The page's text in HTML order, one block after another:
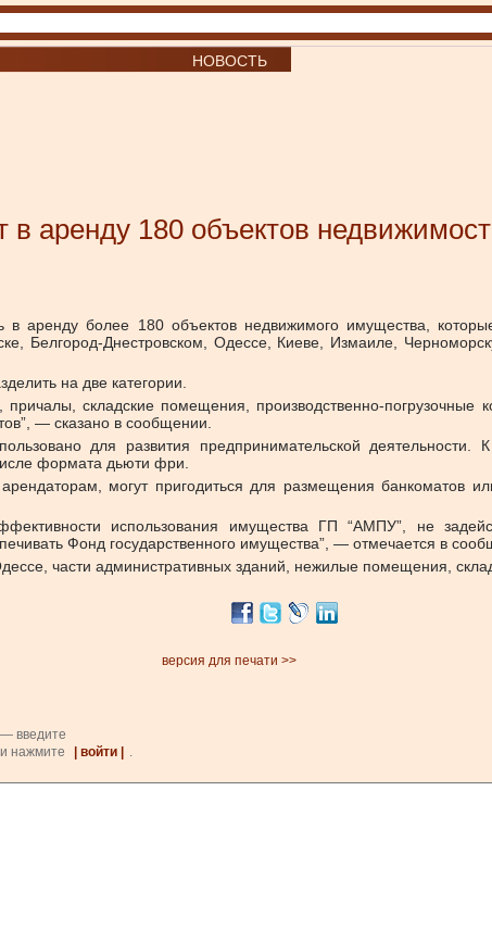
НОВОСТЬ
аренду 180 объектов
аренду более 180 объектов недвижимого имущества,
Белгород-Днестровском, Одессе, Киеве, Измаиле,
на две категории.
причалы, складские помещения, производственно-
— сказано в сообщении.
для развития предпринимательской
формата дьюти фри.
могут пригодиться для размещения банкоматов
использования имущества ГП “АМПУ”, не
Фонд государственного имущества”, — отмечается в
части административных зданий, нежилые помещения,
версия для печати >>
— введите
и нажмите | войти |
.